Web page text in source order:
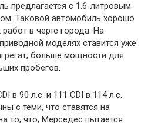
предлагается с 1.6-литровым
Таковой автомобиль хорошо
в черте города. На
моделях ставится уже
больше мощности для
пробегов.
в 90 л.с. и 111 CDI в 114 л.с.
с теми, что ставятся на
то, что, Мерседес пытается